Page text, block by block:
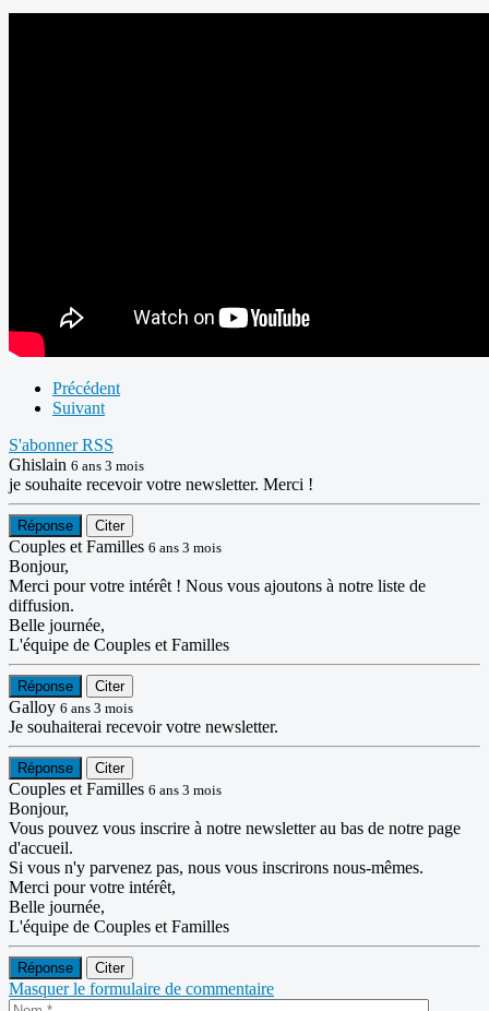
Précédent
Suivant
S'abonnerRSS
Ghislain 6 ans 3 mois
je souhaite recevoir votre newsletter. Merci !
Réponse Citer
Couples et Familles 6 ans 3 mois
Bonjour,
Merci pour votre intérêt ! Nous vous ajoutons à notre liste de
diffusion.
Belle journée,
L'équipe de Couples et Familles
Réponse Citer
Galloy 6 ans 3 mois
Je souhaiterai recevoir votre newsletter.
Réponse Citer
Couples et Familles 6 ans 3 mois
Bonjour,
Vous pouvez vous inscrire à notre newsletter au bas de notre page
d'accueil.
Si vous n'y parvenez pas, nous vous inscrirons nous-mêmes.
Merci pour votre intérêt,
Belle journée,
L'équipe de Couples et Familles
Réponse Citer
Masquer le formulaire de commentaire